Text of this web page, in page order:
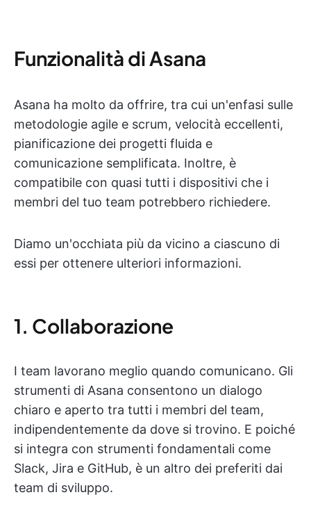
Funzionalità di Asana
Asana ha molto da offrire, tra cui un'enfasi sulle
metodologie agile e scrum, velocità eccellenti,
pianificazione dei progetti fluida e
comunicazione semplificata. Inoltre, è
compatibile con quasi tutti i dispositivi che i
membri del tuo team potrebbero richiedere.
Diamo un'occhiata più da vicino a ciascuno di
essi per ottenere ulteriori informazioni.
1. Collaborazione
I team lavorano meglio quando comunicano. Gli
strumenti di Asana consentono un dialogo
chiaro e aperto tra tutti i membri del team,
indipendentemente da dove si trovino. E poiché
si integra con strumenti fondamentali come
Slack, Jira e GitHub, è un altro dei preferiti dai
team di sviluppo.